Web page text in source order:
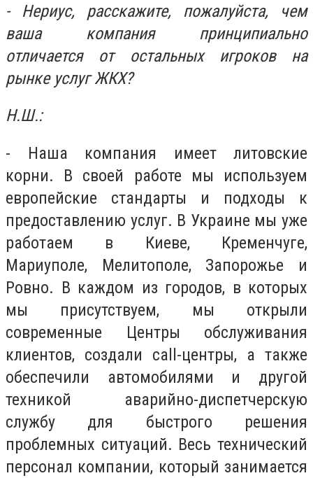
- Нериус, расскажите, пожалуйста, чем
ваша компания принципиально
отличается от остальных игроков на
рынке услуг ЖКХ?
Н.Ш.:
- Наша компания имеет литовские
корни. В своей работе мы используем
европейские стандарты и подходы к
предоставлению услуг. В Украине мы уже
работаем в Киеве, Кременчуге,
Мариуполе, Мелитополе, Запорожье и
Ровно. В каждом из городов, в которых
мы присутствуем, мы открыли
современные Центры обслуживания
клиентов, создали call-центры, а также
обеспечили автомобилями и другой
техникой аварийно-диспетчерскую
службу для быстрого решения
проблемных ситуаций. Весь технический
персонал компании, который занимается